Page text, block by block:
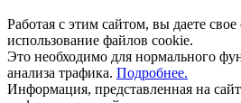
Работая с этим сайтом, вы даете свое
использование файлов cookie.
Это необходимо для нормального
анализа трафика. Подробнее.
Информация, представленная на